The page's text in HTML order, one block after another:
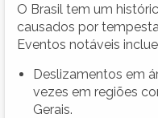
O Brasil tem um
causados por
Eventos notáveis
Deslizamentos em
vezes em regiões
Gerais.